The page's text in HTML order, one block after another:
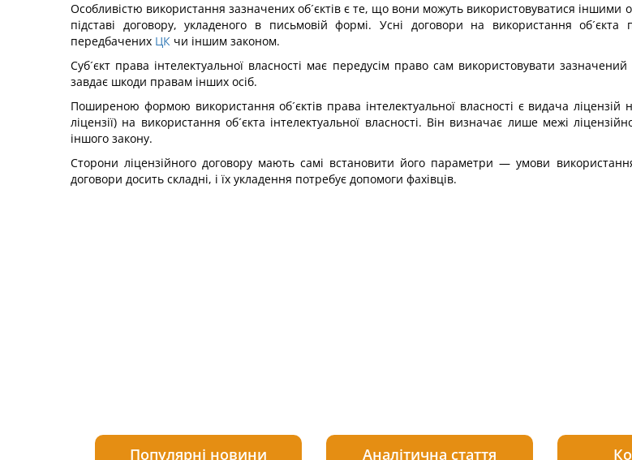
Особливістю використання зазначених об´єктів є те, що вони можуть використовуватися іншими
підставі договору, укладеного в письмовій формі. Усні договори на використання
передбачених ЦК чи іншим законом.
Суб´єкт права інтелектуальної власності має передусім право сам використовувати
завдає шкоди правам інших осіб.
Поширеною формою використання об´єктів права інтелектуальної власності є видача ліцензій
ліцензії) на використання об´єкта інтелектуальної власності. Він визначає лише межі
іншого закону.
Сторони ліцензійного договору мають самі встановити його параметри — умови
договори досить складні, і їх укладення потребує допомоги фахівців.
Популярні новини Аналітична стаття